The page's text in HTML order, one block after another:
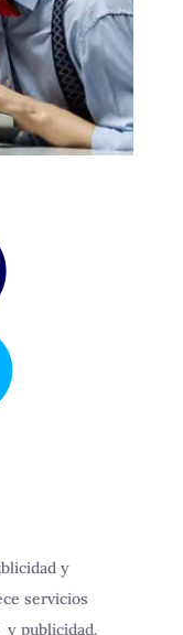
y
servicios
publicidad.